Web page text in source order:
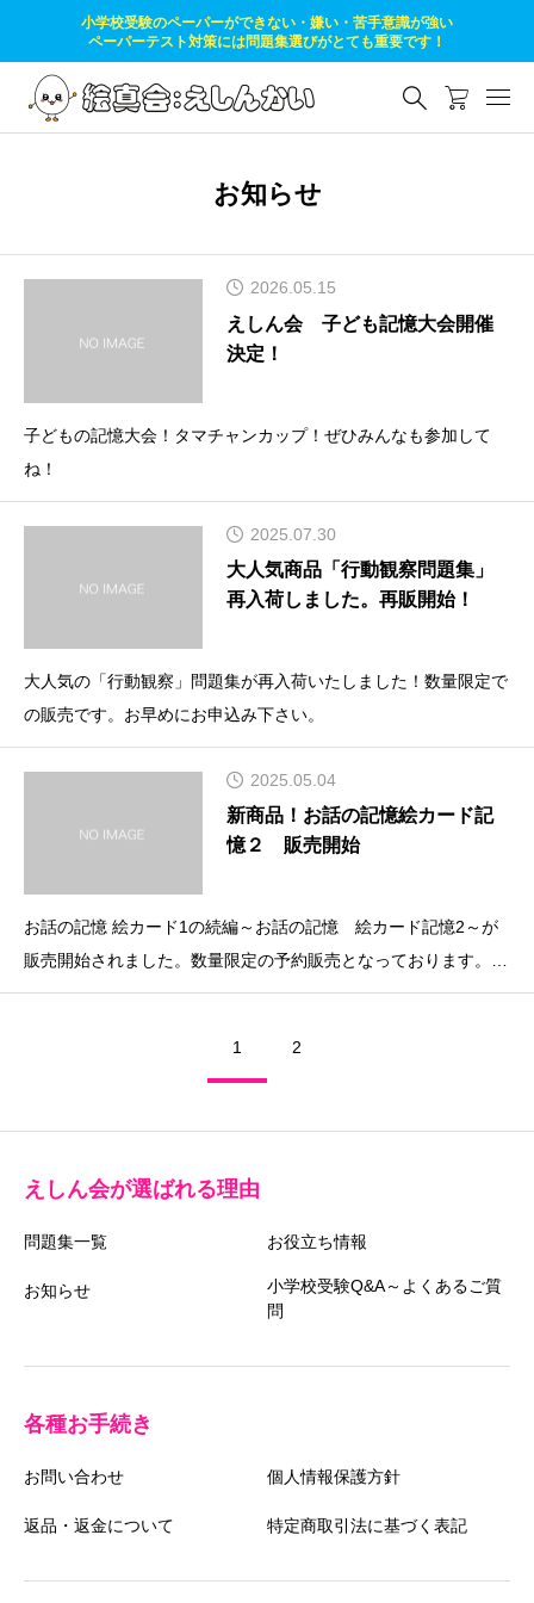
小学校受験のペーパーができない・嫌い・苦手意識が強い
ペーパーテスト対策には問題集選びがとても重要です！
お知らせ
2026.05.15
えしん会 子ども記憶大会開催
決定！
子どもの記憶大会！タマチャンカップ！ぜひみんなも参加して
ね！
2025.07.30
大人気商品「行動観察問題集」
再入荷しました。再販開始！
大人気の「行動観察」問題集が再入荷いたしました！数量限定で
の販売です。お早めにお申込み下さい。
2025.05.04
新商品！お話の記憶絵カード記
憶２ 販売開始
お話の記憶 絵カード1の続編～お話の記憶 絵カード記憶2～が
販売開始されました。数量限定の予約販売となっております。ぜ
ひ詳しくはこちらを↑ご覧ください。お話の記憶の重要な【キー
1 2
えしん会が選ばれる理由
問題集一覧 お役立ち情報
お知らせ
小学校受験Q&A～よくあるご質
問
各種お手続き
お問い合わせ 個人情報保護方針
返品・返金について 特定商取引法に基づく表記